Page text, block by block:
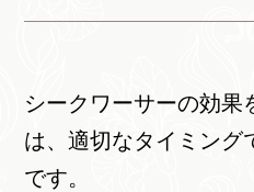
シークワーサーの効果
は、適切なタイミング
です。